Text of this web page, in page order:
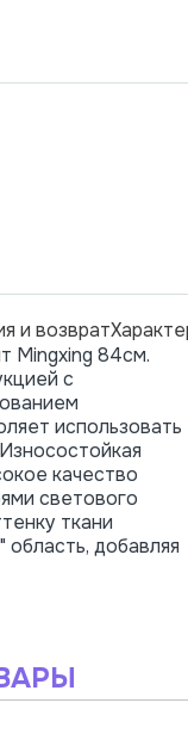
и возврат
Mingxing 84см.
с
использовать
качество
светового
ткани
добавляя